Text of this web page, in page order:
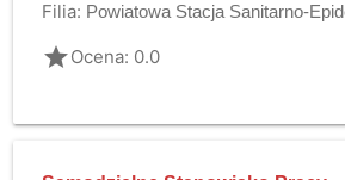
Filia: Powiatowa Stacja Sanitarno-
gradeOcena: 0.0